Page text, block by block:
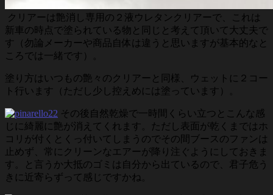
クリアーは艶消し専用の２液ウレタンクリアーで、これは
新車の時点で塗られている物と同じと考えて頂いて大丈夫で
す（勿論メーカーや商品自体は違うと思いますが基本的なと
ころでは一緒です）。
塗り方はいつもの艶々のクリアーと同様、ウェットに２コー
ト行います（ただし少し控えめには塗っています）。
その後自然乾燥で一時間くらい立つとこんな感
じに綺麗に艶が消えてくれます。ただし表面が乾くまではホ
コリが付くとくっ付いてしまうのでその間ブースのファンは
止めず、常にクリーンなエアーが降り注ぐようにしておきま
す。と言うか大抵のゴミは自分から出ているので、君子危う
きに近寄らずって感じですかね。